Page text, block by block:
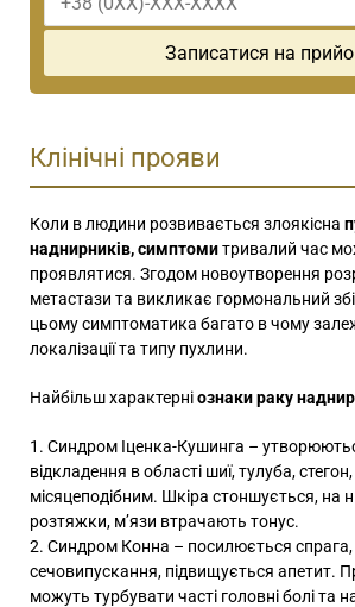
Клінічні прояви
Коли в людини розвивається злоякісна
наднирників, симптомитривалий час
проявлятися. Згодом новоутворення
метастази та викликає гормональний
цьому симптоматика багато в чому
локалізації та типу пухлини.
Найбільш характерніознаки раку
Синдром Іценка-Кушинга –
відкладення в області шиї, тулуба,
місяцеподібним. Шкіра стоншується, на
розтяжки, м’язи втрачають тонус.
Синдром Конна – посилюється спрага,
сечовипускання, підвищується апетит.
можуть турбувати часті головні болі та